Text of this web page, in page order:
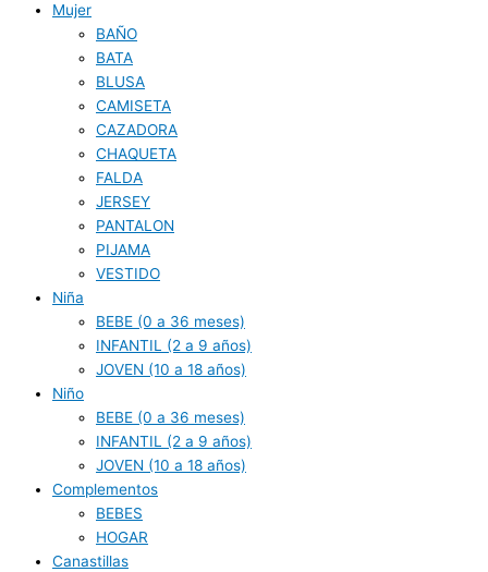
Mujer
BAÑO
BATA
BLUSA
CAMISETA
CAZADORA
CHAQUETA
FALDA
JERSEY
PANTALON
PIJAMA
VESTIDO
Niña
BEBE (0 a 36 meses)
INFANTIL (2 a 9 años)
JOVEN (10 a 18 años)
Niño
BEBE (0 a 36 meses)
INFANTIL (2 a 9 años)
JOVEN (10 a 18 años)
Complementos
BEBES
HOGAR
Canastillas